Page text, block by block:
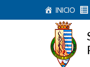
INICIO